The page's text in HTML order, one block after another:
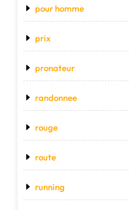
pour homme
prix
pronateur
randonnee
rouge
route
running